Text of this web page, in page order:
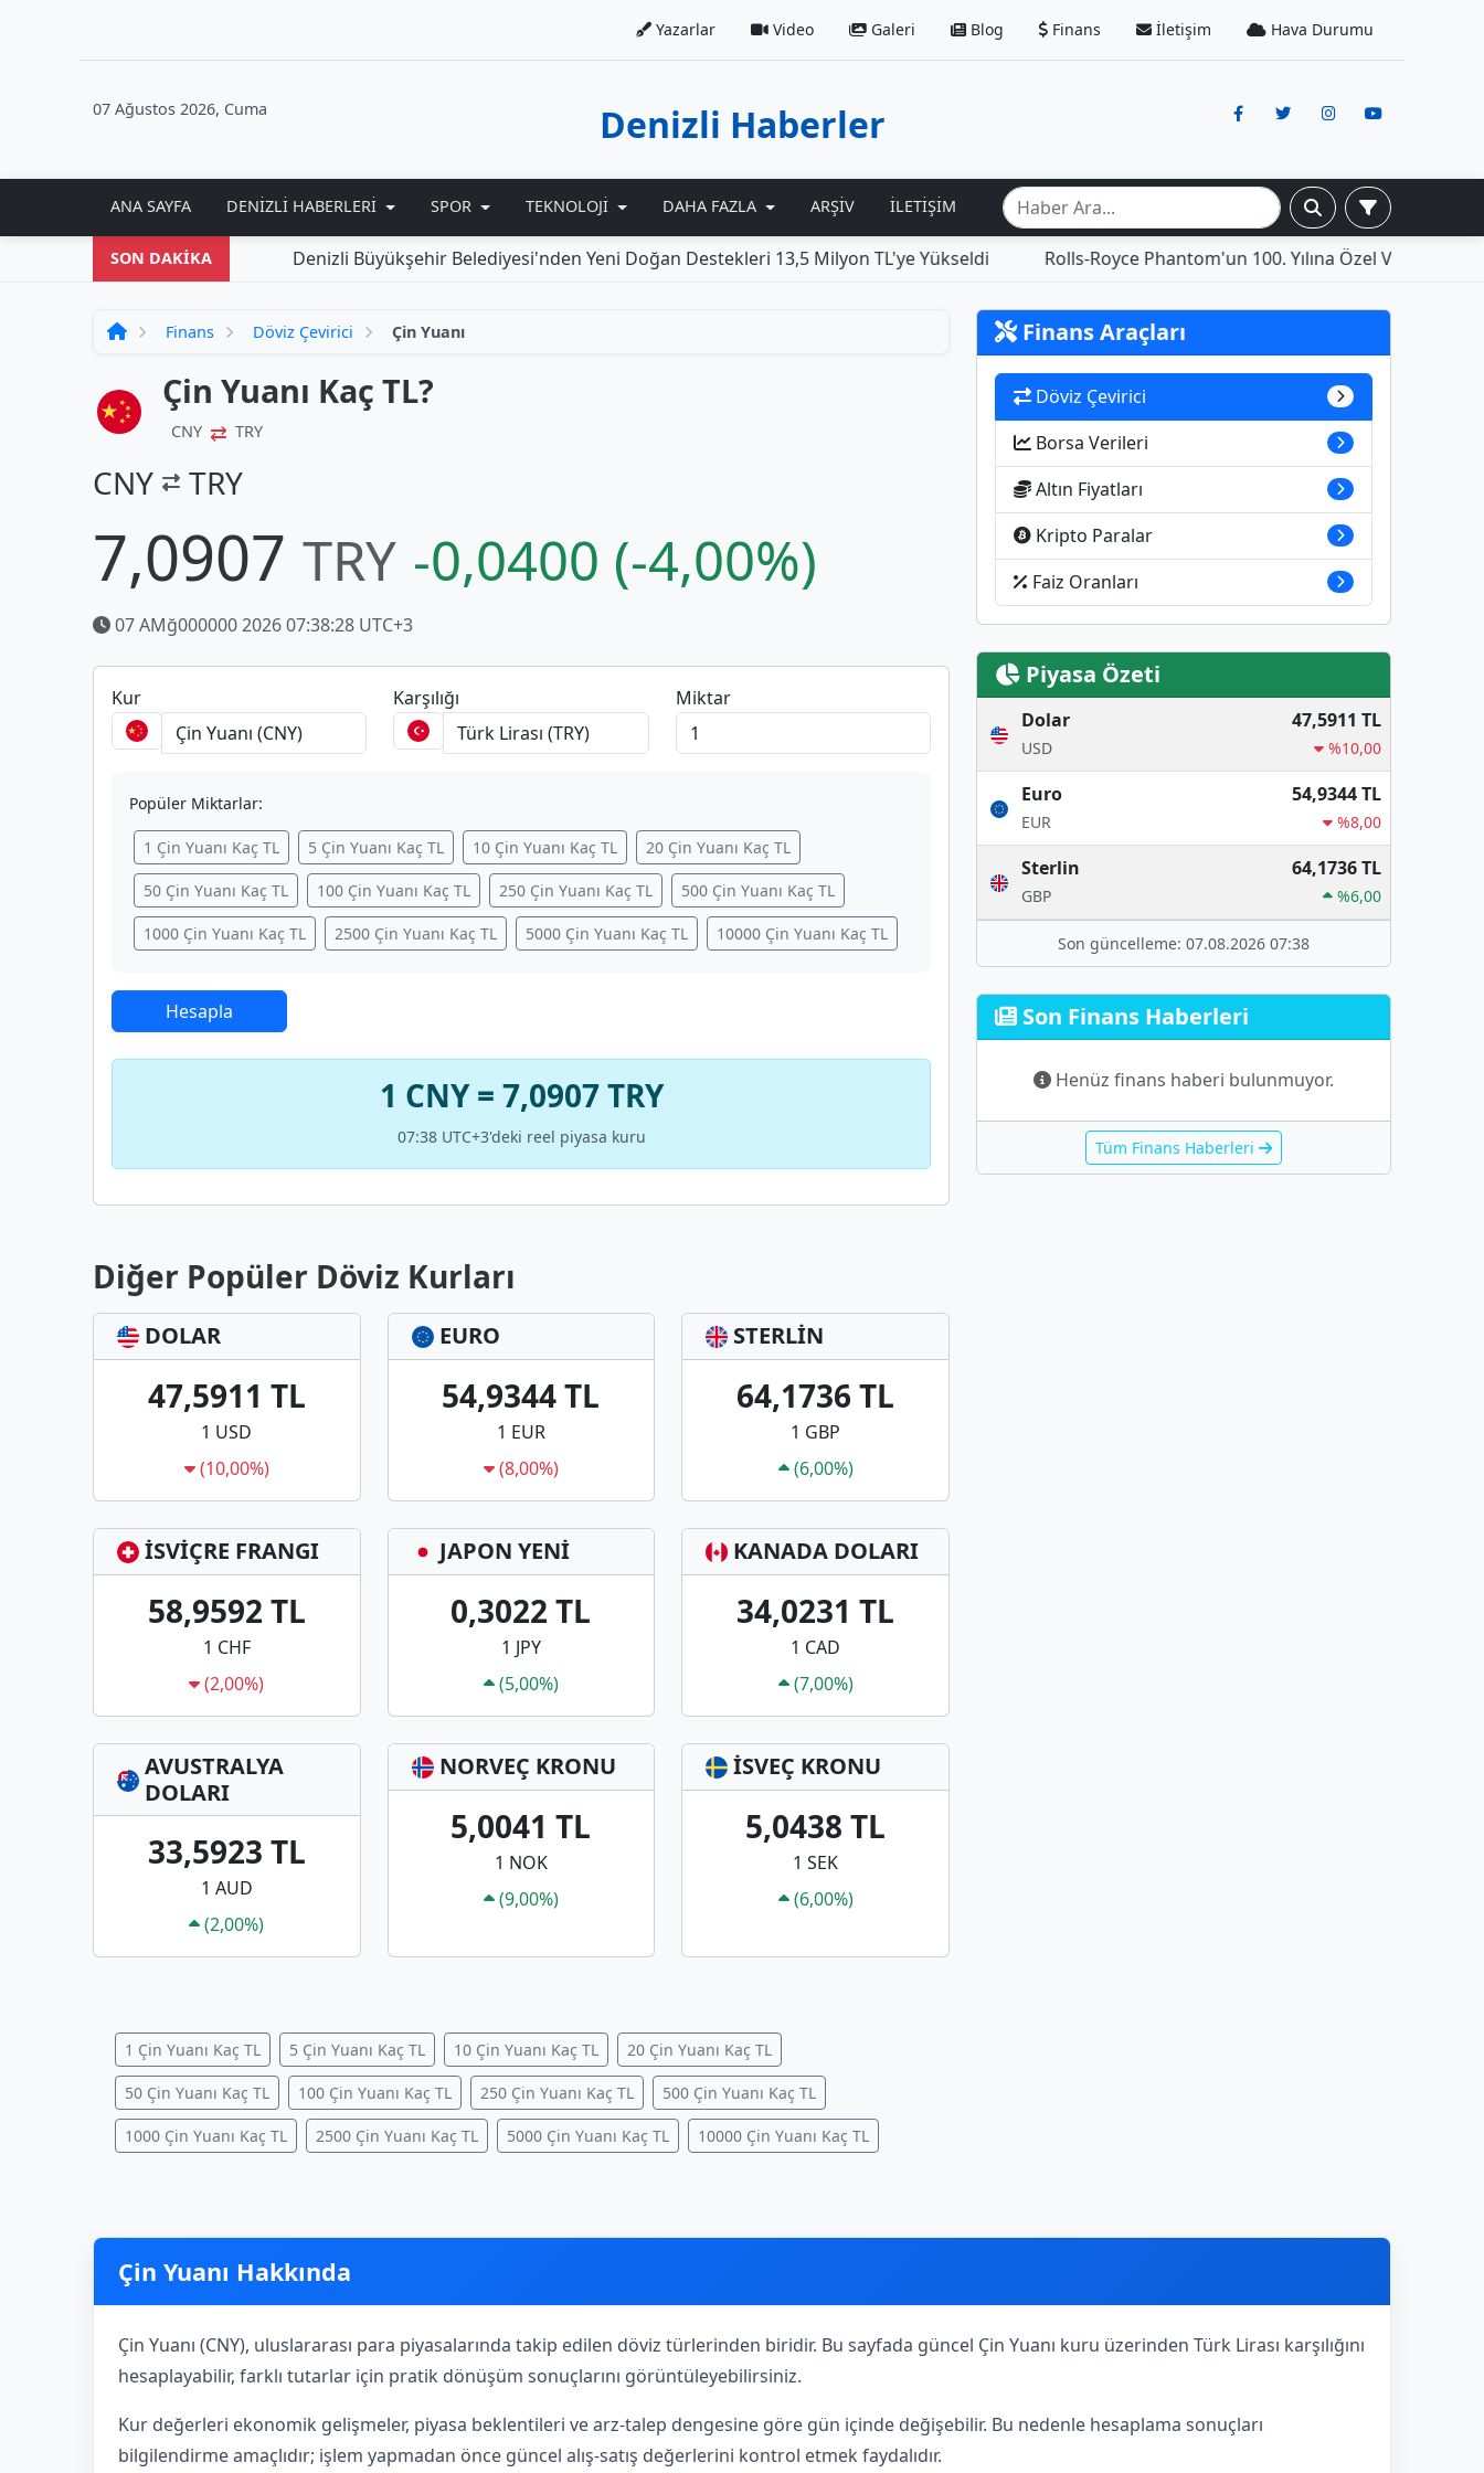
Yazarlar Video Galeri Blog Finans İletişim Hava Durumu
07 Ağustos 2026, Cuma Denizli Haberler
ANA SAYFA DENIZLI HABERLERI SPOR TEKNOLOJI DAHA FAZLA ARŞIV İLETIŞIM
SON DAKİKA Denizli Büyükşehir Belediyesi'nden Yeni Doğan Destekleri 13,5 Milyon TL'ye Yükseldi Rolls-Royce Phantom'un 100. Yılına Özel Versiyonu:
Finans Döviz Çevirici Çin Yuanı
Çin Yuanı Kaç TL?
CNY ⇄ TRY
CNY TRY
7,0907 TRY -0,0400 (-4,00%)
07 AMğ000000 2026 07:38:28 UTC+3
Kur Karşılığı Miktar
Popüler Miktarlar:
1 Çin Yuanı Kaç TL 5 Çin Yuanı Kaç TL 10 Çin Yuanı Kaç TL 20 Çin Yuanı Kaç TL
50 Çin Yuanı Kaç TL 100 Çin Yuanı Kaç TL 250 Çin Yuanı Kaç TL 500 Çin Yuanı Kaç TL
1000 Çin Yuanı Kaç TL 2500 Çin Yuanı Kaç TL 5000 Çin Yuanı Kaç TL 10000 Çin Yuanı Kaç TL
Hesapla
1 CNY = 7,0907 TRY
07:38 UTC+3'deki reel piyasa kuru
Diğer Popüler Döviz Kurları
DOLAR
47,5911 TL
1 USD
(10,00%)
EURO
54,9344 TL
1 EUR
(8,00%)
STERLİN
64,1736 TL
1 GBP
(6,00%)
İSVİÇRE FRANGI
58,9592 TL
1 CHF
(2,00%)
JAPON YENİ
0,3022 TL
1 JPY
(5,00%)
KANADA DOLARI
34,0231 TL
1 CAD
(7,00%)
AVUSTRALYA
DOLARI
33,5923 TL
1 AUD
(2,00%)
NORVEÇ KRONU
5,0041 TL
1 NOK
(9,00%)
İSVEÇ KRONU
5,0438 TL
1 SEK
(6,00%)
1 Çin Yuanı Kaç TL 5 Çin Yuanı Kaç TL 10 Çin Yuanı Kaç TL 20 Çin Yuanı Kaç TL
50 Çin Yuanı Kaç TL 100 Çin Yuanı Kaç TL 250 Çin Yuanı Kaç TL 500 Çin Yuanı Kaç TL
1000 Çin Yuanı Kaç TL 2500 Çin Yuanı Kaç TL 5000 Çin Yuanı Kaç TL 10000 Çin Yuanı Kaç TL
Finans Araçları
Döviz Çevirici
Borsa Verileri
Altın Fiyatları
Kripto Paralar
Faiz Oranları
Piyasa Özeti
Dolar
USD
47,5911 TL
%10,00
Euro
EUR
54,9344 TL
%8,00
Sterlin
GBP
64,1736 TL
%6,00
Son güncelleme: 07.08.2026 07:38
Son Finans Haberleri
Henüz finans haberi bulunmuyor.
Tüm Finans Haberleri
Çin Yuanı Hakkında
Çin Yuanı (CNY), uluslararası para piyasalarında takip edilen döviz türlerinden biridir. Bu sayfada güncel Çin Yuanı kuru üzerinden Türk Lirası karşılığını
hesaplayabilir, farklı tutarlar için pratik dönüşüm sonuçlarını görüntüleyebilirsiniz.
Kur değerleri ekonomik gelişmeler, piyasa beklentileri ve arz-talep dengesine göre gün içinde değişebilir. Bu nedenle hesaplama sonuçları
bilgilendirme amaçlıdır; işlem yapmadan önce güncel alış-satış değerlerini kontrol etmek faydalıdır.